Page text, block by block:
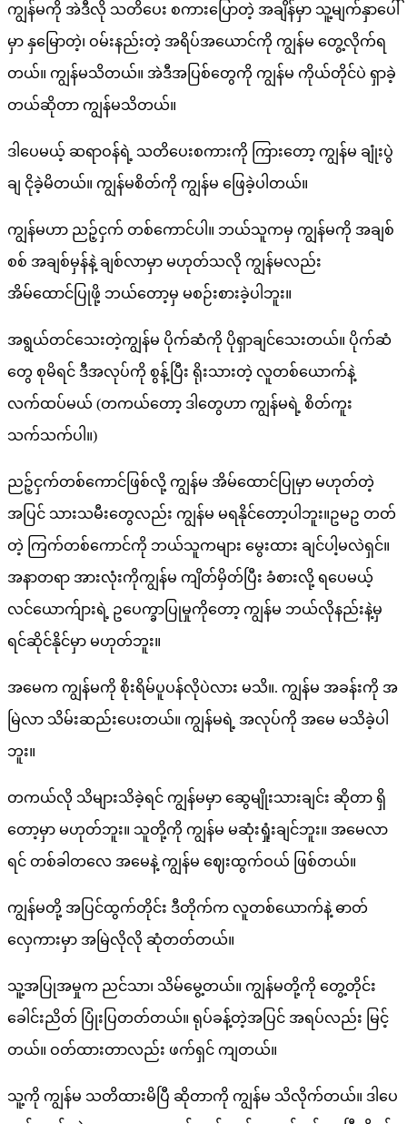
ကျွန်မကို အဲဒီလို သတိပေး စကားပြောတဲ့ အချိန်မှာ သူ့မျက်နှာပေါ်
မှာ နှမြောတဲ့၊ ဝမ်းနည်းတဲ့ အရိပ်အယောင်ကို ကျွန်မ တွေ့လိုက်ရ
တယ်။ ကျွန်မသိတယ်။ အဲဒီအပြစ်တွေကို ကျွန်မ ကိုယ်တိုင်ပဲ ရှာခဲ့
တယ်ဆိုတာ ကျွန်မသိတယ်။
ဒါပေမယ့် ဆရာဝန်ရဲ့ သတိပေးစကားကို ကြားတော့ ကျွန်မ ချုံးပွဲ
ချ ငိုခဲ့မိတယ်။ ကျွန်မစိတ်ကို ကျွန်မ ဖြေခဲ့ပါတယ်။
ကျွန်မဟာ ညဉ့်ငှက် တစ်ကောင်ပါ။ ဘယ်သူကမှ ကျွန်မကို အချစ်
စစ် အချစ်မှန်နဲ့ ချစ်လာမှာ မဟုတ်သလို ကျွန်မလည်း
အိမ်ထောင်ပြုဖို့ ဘယ်တော့မှ မစဉ်းစားခဲ့ပါဘူး။
အရွယ်တင်သေးတဲ့ကျွန်မ ပိုက်ဆံကို ပိုရှာချင်သေးတယ်။ ပိုက်ဆံ
တွေ စုမိရင် ဒီအလုပ်ကို စွန့်ပြီး ရိုးသားတဲ့ လူတစ်ယောက်နဲ့
လက်ထပ်မယ် (တကယ်တော့ ဒါတွေဟာ ကျွန်မရဲ့ စိတ်ကူး
သက်သက်ပါ။)
ညဉ့်ငှက်တစ်ကောင်ဖြစ်လို့ ကျွန်မ အိမ်ထောင်ပြုမှာ မဟုတ်တဲ့
အပြင် သားသမီးတွေလည်း ကျွန်မ မရနိုင်တော့ပါဘူး။ဥမဥ တတ်
တဲ့ ကြက်တစ်ကောင်ကို ဘယ်သူကများ မွေးထား ချင်ပါ့မလဲရှင်။
အနာတရာ အားလုံးကိုကျွန်မ ကျိတ်မှိတ်ပြီး ခံစားလို့ ရပေမယ့်
လင်ယောက်ျားရဲ့ ဥပေက္ခာပြုမှုကိုတော့ ကျွန်မ ဘယ်လိုနည်းနဲ့မှ
ရင်ဆိုင်နိုင်မှာ မဟုတ်ဘူး။
အမေက ကျွန်မကို စိုးရိမ်ပူပန်လိုပဲလား မသိ။. ကျွန်မ အခန်းကို အ
မြဲလာ သိမ်းဆည်းပေးတယ်။ ကျွန်မရဲ့ အလုပ်ကို အမေ မသိခဲ့ပါ
ဘူး။
တကယ်လို သိများသိခဲ့ရင် ကျွန်မမှာ ဆွေမျိုးသားချင်း ဆိုတာ ရှိ
တော့မှာ မဟုတ်ဘူး။ သူတို့ကို ကျွန်မ မဆုံးရှုံးချင်ဘူး။ အမေလာ
ရင် တစ်ခါတလေ အမေနဲ့ ကျွန်မ ဈေးထွက်ဝယ် ဖြစ်တယ်။
ကျွန်မတို့ အပြင်ထွက်တိုင်း ဒီတိုက်က လူတစ်ယောက်နဲ့ ဓာတ်
လှေကားမှာ အမြဲလိုလို ဆုံတတ်တယ်။
သူ့အပြုအမှုက ညင်သာ၊ သိမ်မွေ့တယ်။ ကျွန်မတို့ကို တွေ့တိုင်း
ခေါင်းညိတ် ပြုံးပြတတ်တယ်။ ရုပ်ခန့်တဲ့အပြင် အရပ်လည်း မြင့်
တယ်။ ဝတ်ထားတာလည်း ဖက်ရှင် ကျတယ်။
သူ့ကို ကျွန်မ သတိထားမိပြီ ဆိုတာကို ကျွန်မ သိလိုက်တယ်။ ဒါပေ